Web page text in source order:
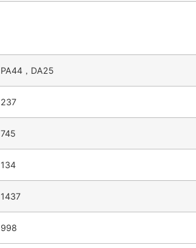
PA44，DA25
237
745
134
1437
998